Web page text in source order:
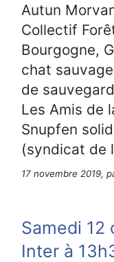
Autun
Collectif
Bourgogne,
chat
de
Les Amis de
Snupfen
(syndicat de
17 novembre 2019,
Samedi 12
Inter à